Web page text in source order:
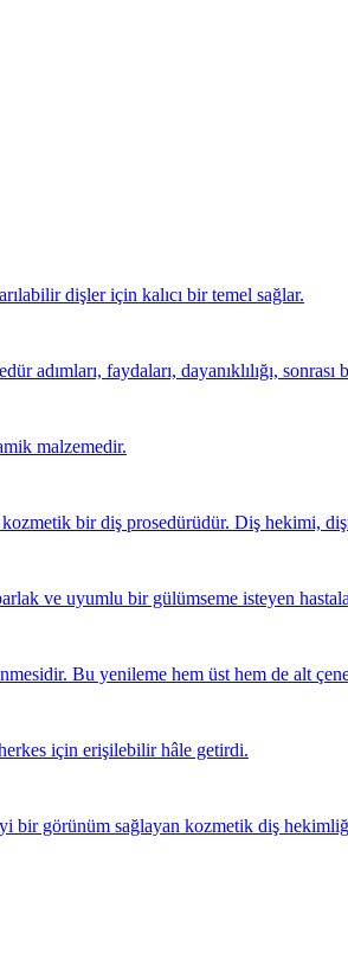
dişler için kalıcı bir temel sağlar.
adımları, faydaları, dayanıklılığı,
malzemedir.
bir diş prosedürüdür. Diş hekimi,
ve uyumlu bir gülümseme isteyen
Bu yenileme hem üst hem de alt
için erişilebilir hâle getirdi.
bir görünüm sağlayan kozmetik diş